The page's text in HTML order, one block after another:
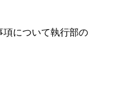
項について執行部の